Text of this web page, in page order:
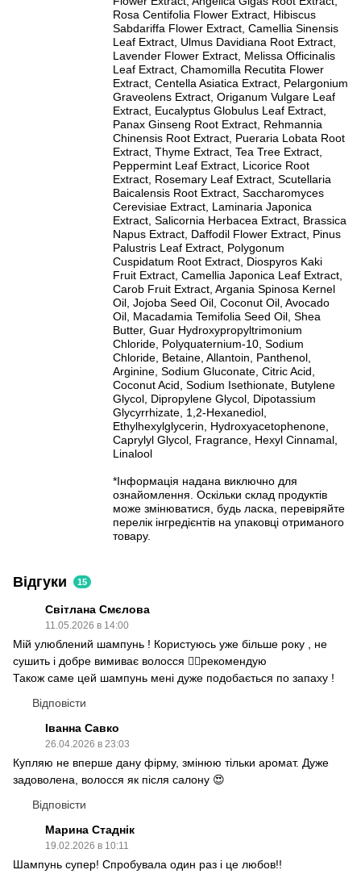
Rosa Centifolia Flower Extract, Hibiscus
Sabdariffa Flower Extract, Camellia Sinensis
Leaf Extract, Ulmus Davidiana Root Extract,
Lavender Flower Extract, Melissa Officinalis
Leaf Extract, Chamomilla Recutita Flower
Extract, Centella Asiatica Extract, Pelargonium
Graveolens Extract, Origanum Vulgare Leaf
Extract, Eucalyptus Globulus Leaf Extract,
Panax Ginseng Root Extract, Rehmannia
Chinensis Root Extract, Pueraria Lobata Root
Extract, Thyme Extract, Tea Tree Extract,
Peppermint Leaf Extract, Licorice Root
Extract, Rosemary Leaf Extract, Scutellaria
Baicalensis Root Extract, Saccharomyces
Cerevisiae Extract, Laminaria Japonica
Extract, Salicornia Herbacea Extract, Brassica
Napus Extract, Daffodil Flower Extract, Pinus
Palustris Leaf Extract, Polygonum
Cuspidatum Root Extract, Diospyros Kaki
Fruit Extract, Camellia Japonica Leaf Extract,
Carob Fruit Extract, Argania Spinosa Kernel
Oil, Jojoba Seed Oil, Coconut Oil, Avocado
Oil, Macadamia Temifolia Seed Oil, Shea
Butter, Guar Hydroxypropyltrimonium
Chloride, Polyquaternium-10, Sodium
Chloride, Betaine, Allantoin, Panthenol,
Arginine, Sodium Gluconate, Citric Acid,
Coconut Acid, Sodium Isethionate, Butylene
Glycol, Dipropylene Glycol, Dipotassium
Glycyrrhizate, 1,2-Hexanediol,
Ethylhexylglycerin, Hydroxyacetophenone,
Caprylyl Glycol, Fragrance, Hexyl Cinnamal,
Linalool
*Інформація надана виключно для
ознайомлення. Оскільки склад продуктів
може змінюватися, будь ласка, перевіряйте
перелік інгредієнтів на упаковці отриманого
товару.
Відгуки 15
Світлана Смєлова
11.05.2026 в 14:00
Мій улюблений шампунь ! Користуюсь уже більше року , не
сушить і добре вимиває волосся 👍🏻рекомендую
Також саме цей шампунь мені дуже подобається по запаху !
Відповісти
Іванна Савко
26.04.2026 в 23:03
Купляю не вперше дану фірму, змінюю тільки аромат. Дуже
задоволена, волосся як після салону 😍
Відповісти
Марина Стаднік
19.02.2026 в 10:11
Шампунь супер! Спробувала один раз і це любов!!